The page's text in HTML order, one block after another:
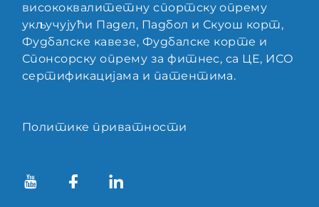
висококвалитетну спортску опрему
укључујући Падел, Падбол и Скуош корт,
Фудбалске кавезе, Фудбалске корте и
Спонсорску опрему за фитнес, са ЦЕ, ИСО
сертификацијама и патентима.
Политике приватности